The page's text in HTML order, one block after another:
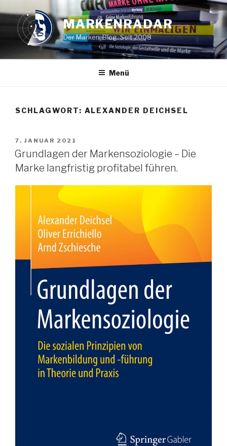
Inhalt
springen
MARKENRADAR
Der Marken-Blog. Seit 2008
Menü
SCHLAGWORT: ALEXANDER DEICHSEL
VERÖFFENTLICHT
AM
7. JANUAR 2021
Grundlagen der Markensoziologie – Die
Marke langfristig profitabel führen.